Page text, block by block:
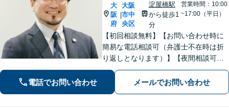
大
阪
府
|
大阪
市中
央区
淀屋橋駅
から徒歩1
分
営業時間：10:00
~17:00（平日）
【初回相談無料】【お問い合わせ時に
簡易な電話相談可（弁護士不在時は折
り返しとなります）】【夜間相談可】
依頼者さまの悩み・不安に寄り添い、
精神的な負担も軽減できるよう努めて
まいります。解決見込みや弁護士費用
電話でお問い合わせ メールでお問い合わせ